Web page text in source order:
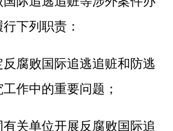
下列职责：
腐败国际追逃追赃和防逃
作中的重要问题；
单位开展反腐败国际追